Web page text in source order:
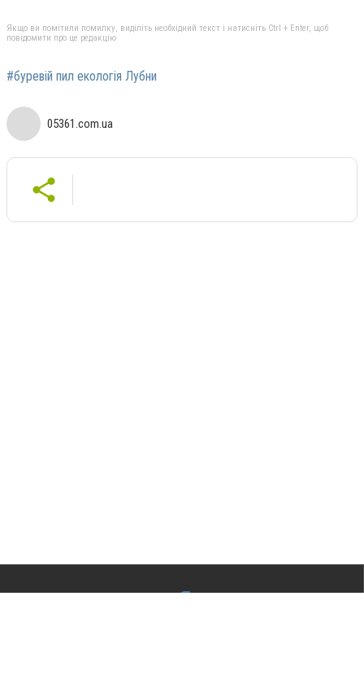
Якщо ви помітили помилку, виділіть необхідний текст і натисніть Ctrl + Enter, щоб
повідомити про це редакцію
#буревій пил екологія Лубни
05361.com.ua